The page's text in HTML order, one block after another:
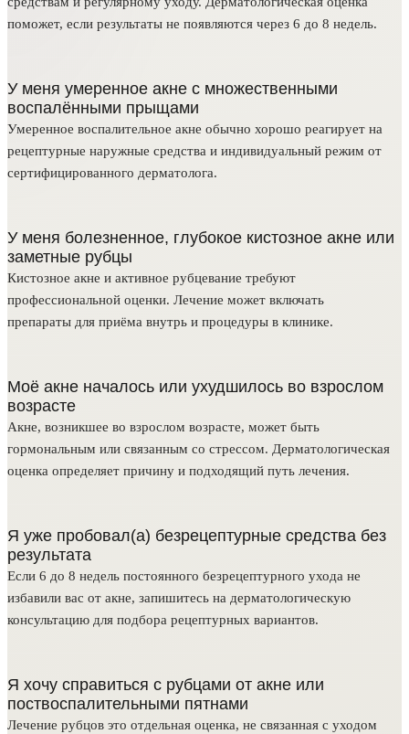
поможет, если результаты не появляются через 6 до 8 недель.
У меня умеренное акне с множественными
воспалёнными прыщами
Умеренное воспалительное акне обычно хорошо реагирует на
рецептурные наружные средства и индивидуальный режим от
сертифицированного дерматолога.
У меня болезненное, глубокое кистозное акне или
заметные рубцы
Кистозное акне и активное рубцевание требуют
профессиональной оценки. Лечение может включать
препараты для приёма внутрь и процедуры в клинике.
Моё акне началось или ухудшилось во взрослом
возрасте
Акне, возникшее во взрослом возрасте, может быть
гормональным или связанным со стрессом. Дерматологическая
оценка определяет причину и подходящий путь лечения.
Я уже пробовал(а) безрецептурные средства без
результата
Если 6 до 8 недель постоянного безрецептурного ухода не
избавили вас от акне, запишитесь на дерматологическую
консультацию для подбора рецептурных вариантов.
Я хочу справиться с рубцами от акне или
поствоспалительными пятнами
Лечение рубцов это отдельная оценка, не связанная с уходом